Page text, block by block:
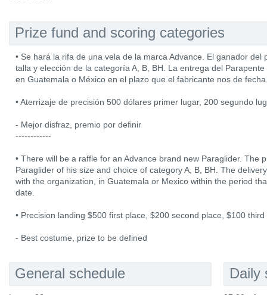
Prize fund and scoring categories
• Se hará la rifa de una vela de la marca Advance. El ganador
talla y elección de la categoría A, B, BH. La entrega del
en Guatemala o México en el plazo que el fabricante nos de
• Aterrizaje de precisión 500 dólares primer lugar, 200 segundo
- Mejor disfraz, premio por definir
------------
• There will be a raffle for an Advance brand new Paraglider. The
Paraglider of his size and choice of category A, B, BH. The
with the organization, in Guatemala or Mexico within the period
date.
• Precision landing $500 first place, $200 second place, $100 third
- Best costume, prize to be defined
General schedule Daily